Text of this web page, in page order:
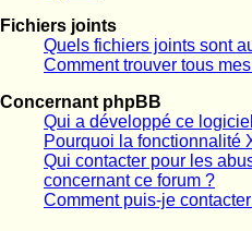
Fichiers joints
Quels fichiers joints sont
Comment trouver tous
Concernant phpBB
Qui a développé ce
Pourquoi la fonctionnalité
Qui contacter pour les
concernant ce forum ?
Comment puis-je